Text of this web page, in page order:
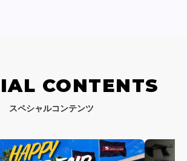
CONTENTS
スペシャルコンテンツ